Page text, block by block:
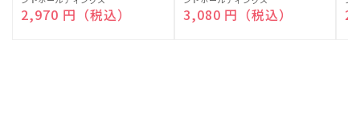
売
元:
通常価格
2,970 円（税込）
売
元:
通常価格
3,080 円（税込）
売
元: